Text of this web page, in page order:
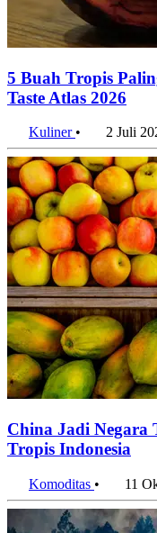
5 Buah Tropis
Taste Atlas 2026
Kuliner • 2 Juli
China Jadi Negara
Tropis Indonesia
Komoditas • 11